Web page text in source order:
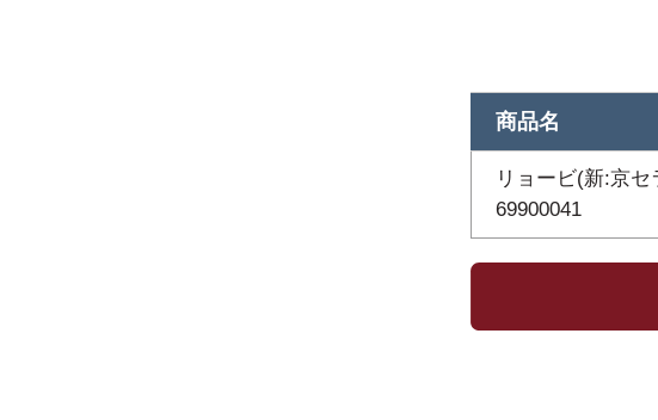
商品名
リョービ(新:京
69900041